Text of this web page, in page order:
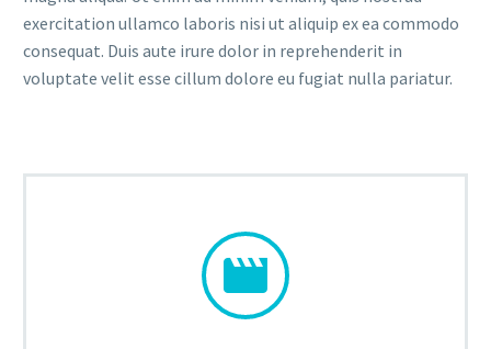
exercitation ullamco laboris nisi ut aliquip ex ea commodo
consequat. Duis aute irure dolor in reprehenderit in
voluptate velit esse cillum dolore eu fugiat nulla pariatur.

